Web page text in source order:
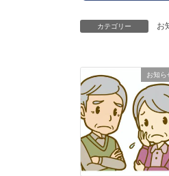
カテゴリー お
お知ら